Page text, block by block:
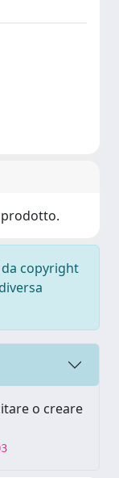
prodotto.
copyright
o creare